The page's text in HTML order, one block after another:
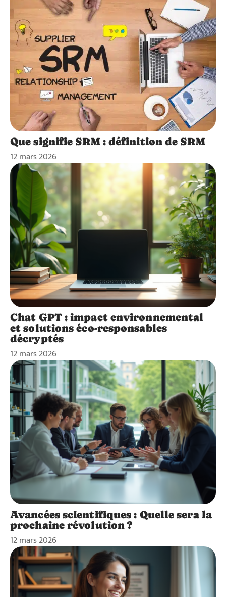
Que signifie SRM : définition de SRM
12 mars 2026
Chat GPT : impact environnemental
et solutions éco-responsables
décryptés
12 mars 2026
Avancées scientifiques : Quelle sera la
prochaine révolution ?
12 mars 2026